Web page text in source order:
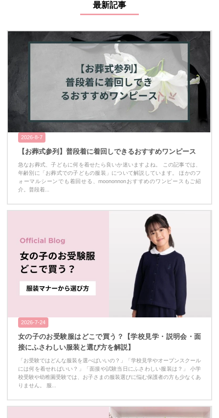
最新記事
2026-8-7
【お葬式参列】普段着に着回しできるおすすめワンピース
急なお葬式、子どもに何を着せたら良いか迷いますよね。 この記事では、
年齢別に「お葬式での子どもの服装」について解説しています。 ほかのフ
ォーマルシーンでも着回せる、moononnonおすすめのワンピースもご紹
介。普段着...
2026-7-24
女の子のお受験服はどこで買う？【学校見学・説明会・面
接にふさわしい服装と選び方を解説】
「お受験ではどんな服装を選べばいいの？」「学校見学やオープンスクール
には何を着せればいい？」「面接や試験当日にふさわしい服装は？」 小学
校受験や幼稚園受験では、お子さまの服装選びに悩む保護者の方も少なくあ
りません。 服...